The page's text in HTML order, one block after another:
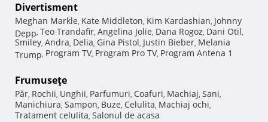
Divertisment
Meghan Markle, Kate Middleton, Kim Kardashian, Johnny
Depp, Teo Trandafir, Angelina Jolie, Dana Rogoz, Dani Otil,
Smiley, Andra, Delia, Gina Pistol, Justin Bieber, Melania
Trump, Program TV, Program Pro TV, Program Antena 1
Frumuseţe
Păr, Rochii, Unghii, Parfumuri, Coafuri, Machiaj, Sani,
Manichiura, Sampon, Buze, Celulita, Machiaj ochi,
Tratament celulita, Salonul de acasa